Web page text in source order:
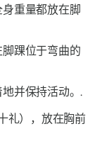
重量都放在脚
踝位于弯曲的
并保持活动。.
礼），放在胸前